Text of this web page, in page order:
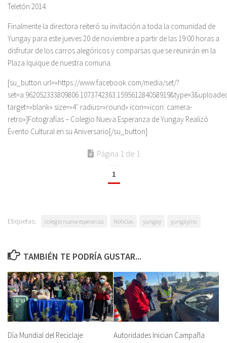
Teletón 2014.
Finalmente la directora reiteró su invitación a toda la comunidad de
Yungay para este jueves 20 de noviembre a partir de las 19:00 horas a
disfrutar de los carros alegóricos y comparsas que se reunirán en la
Plaza Iquique de nuestra comuna.
[su_button url=»https://www.facebook.com/media/set/?
target=»blank» size=»4″ radius=»round» icon=»icon: camera-
retro»]Fotografías – Colegio Nueva Esperanza de Yungay Realizó
Evento Cultural en su Aniversario[/su_button]
Página 1 de 1
1
Etiquetas: colegio nueva esperanza Noticias yungay yungayino
TAMBIÉN TE PODRÍA GUSTAR...
Día Mundial del Reciclaje:
Autoridades Inician Campaña